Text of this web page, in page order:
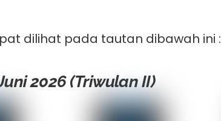
dilihat pada tautan dibawah ini :
2026 (Triwulan II)